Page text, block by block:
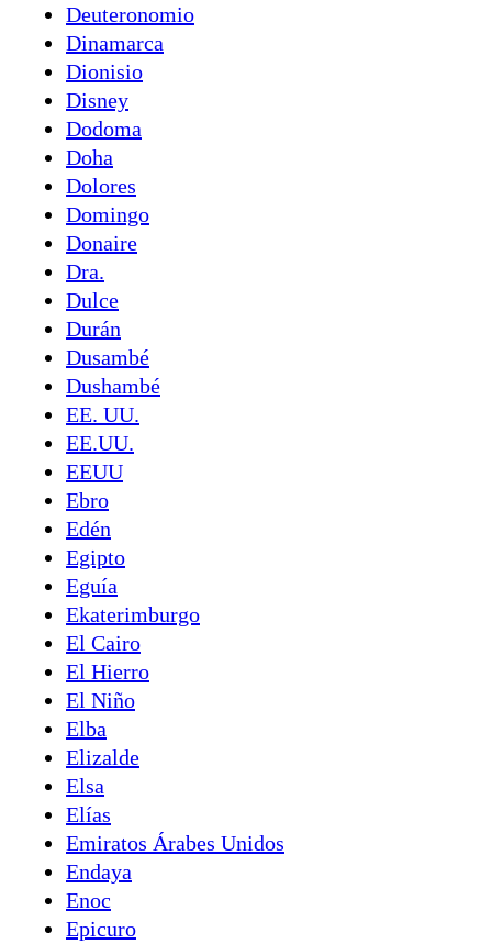
Deuteronomio
Dinamarca
Dionisio
Disney
Dodoma
Doha
Dolores
Domingo
Donaire
Dra.
Dulce
Durán
Dusambé
Dushambé
EE. UU.
EE.UU.
EEUU
Ebro
Edén
Egipto
Eguía
Ekaterimburgo
El Cairo
El Hierro
El Niño
Elba
Elizalde
Elsa
Elías
Emiratos Árabes Unidos
Endaya
Enoc
Epicuro